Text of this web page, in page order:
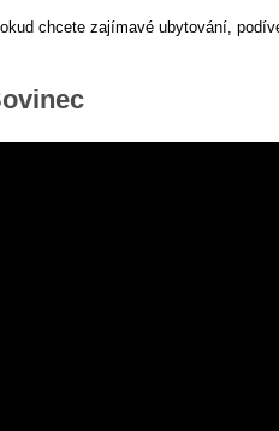
chcete zajímavé ubytování,